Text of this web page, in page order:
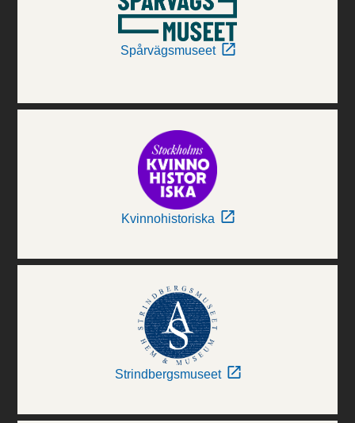
Spårvägsmuseet
Kvinnohistoriska
Strindbergsmuseet